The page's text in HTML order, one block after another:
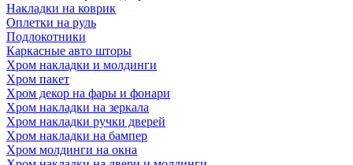
Накладки на коврик
Оплетки на руль
Подлокотники
Каркасные авто шторы
Хром накладки и молдинги
Хром пакет
Хром декор на фары и фонари
Хром накладки на зеркала
Хром накладки ручки дверей
Хром накладки на бампер
Хром молдинги на окна